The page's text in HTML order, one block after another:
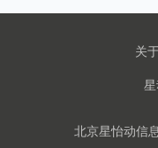
关
北京星怡动信